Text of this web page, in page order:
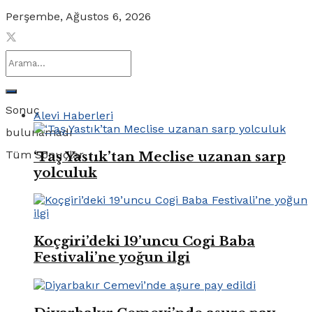
Perşembe, Ağustos 6, 2026
Sonuç
bulunamadı
Tüm Sonuçlar
Alevi Haberleri
‘Taş Yastık’tan Meclise uzanan sarp
yolculuk
Koçgiri’deki 19’uncu Cogi Baba
Festivali’ne yoğun ilgi